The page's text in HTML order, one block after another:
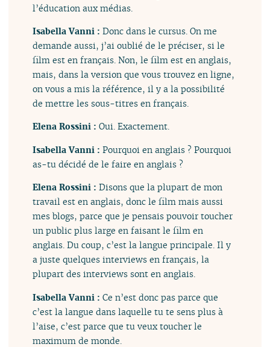
l’éducation aux médias.
Isabella Vanni :Donc dans le cursus. On me
demande aussi, j’ai oublié de le préciser, si le
film est en français. Non, le film est en anglais,
mais, dans la version que vous trouvez en ligne,
on vous a mis la référence, il y a la possibilité
de mettre les sous-titres en français.
Elena Rossini :Oui. Exactement.
Isabella Vanni :Pourquoi en anglais ? Pourquoi
as-tu décidé de le faire en anglais ?
Elena Rossini :Disons que la plupart de mon
travail est en anglais, donc le film mais aussi
mes blogs, parce que je pensais pouvoir toucher
un public plus large en faisant le film en
anglais. Du coup, c’est la langue principale. Il y
a juste quelques interviews en français, la
plupart des interviews sont en anglais.
Isabella Vanni :Ce n’est donc pas parce que
c’est la langue dans laquelle tu te sens plus à
l’aise, c’est parce que tu veux toucher le
maximum de monde.